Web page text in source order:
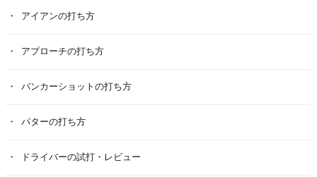
アイアンの打ち方
アプローチの打ち方
バンカーショットの打ち方
パターの打ち方
ドライバーの試打・レビュー